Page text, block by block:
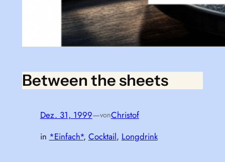
Between the sheets
Dez. 31, 1999—vonChristof
in *Einfach*, Cocktail, Longdrink